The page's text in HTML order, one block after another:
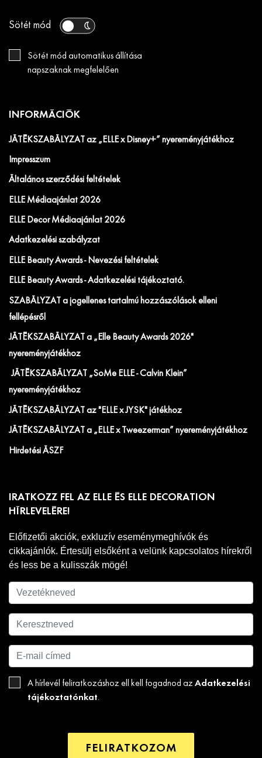
Sötét mód
Sötét mód automatikus állítása
napszaknak megfelelően
INFORMÁCIÓK
JÁTÉKSZABÁLYZAT az „ELLE x Disney+” nyereményjátékhoz
Impresszum
Általános szerződési feltételek
ELLE Médiaajánlat 2026
ELLE Decor Médiaajánlat 2026
Adatkezelési szabályzat
ELLE Beauty Awards - Nevezési feltételek
ELLE Beauty Awards - Adatkezelési tájékoztató.
SZABÁLYZAT a jogellenes tartalmú hozzászólások elleni
fellépésről
JÁTÉKSZABÁLYZAT a „Elle Beauty Awards 2026"
nyereményjátékhoz
JÁTÉKSZABÁLYZAT „SoMe ELLE - Calvin Klein”
nyereményjátékhoz
JÁTÉKSZABÁLYZAT az "ELLE x JYSK" játékhoz
JÁTÉKSZABÁLYZAT a „ELLE x Tweezerman” nyereményjátékhoz
Hirdetési ÁSZF
IRATKOZZ FEL AZ ELLE ÉS ELLE DECORATION
HÍRLEVELÉRE!
Előfizetői akciók, exkluzív eseménymeghívók és
cikkajánlók. Értesülj elsőként a velünk kapcsolatos hírekről
és less be a kulisszák mögé!
A hírlevél feliratkozáshoz ell kell fogadnod az Adatkezelési
tájékoztatónkat.
FELIRATKOZOM